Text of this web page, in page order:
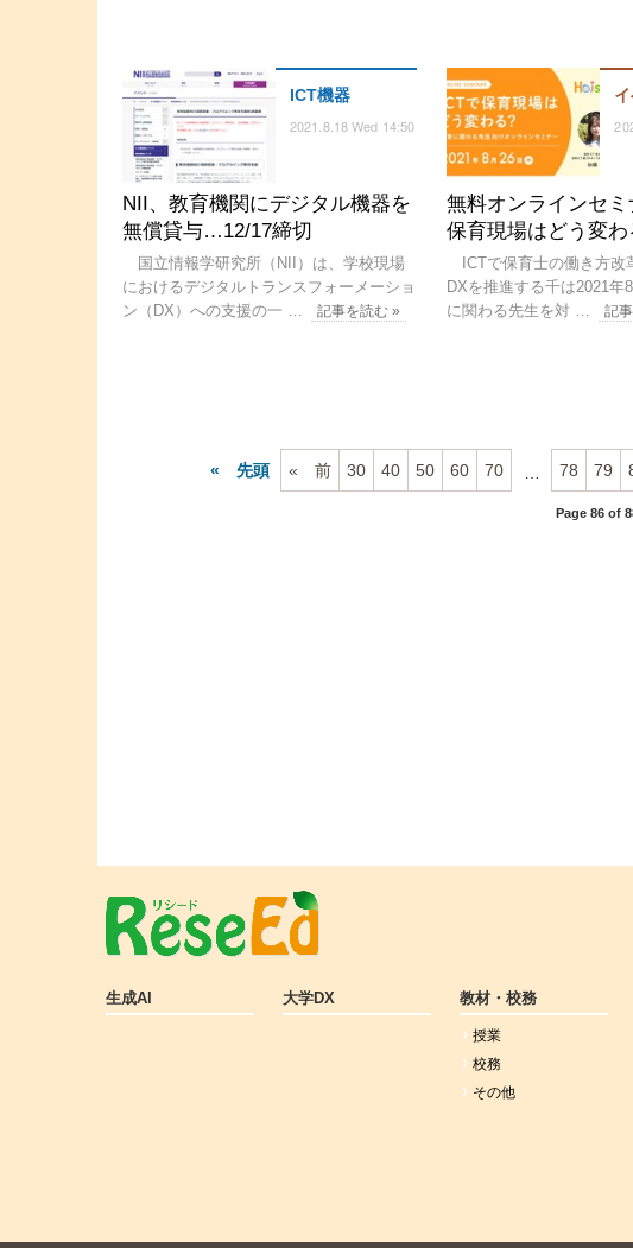
ICT機器
2021.8.18 Wed 14:50
NII、教育機関にデジタル機器を
無償貸与…12/17締切
国立情報学研究所（NII）は、学校現場
におけるデジタルトランスフォーメーショ
ン（DX）への支援の一 …
記事を読む »
無料オンラインセ
保育現場はどう変
ICTで保育士の働き方改
DXを推進する千は2021年
に関わる先生を対 …
記
先頭 前 30 40 50 60 70 78 79
Page 86 of
生成AI 大学DX 教材・校務
授業
校務
その他